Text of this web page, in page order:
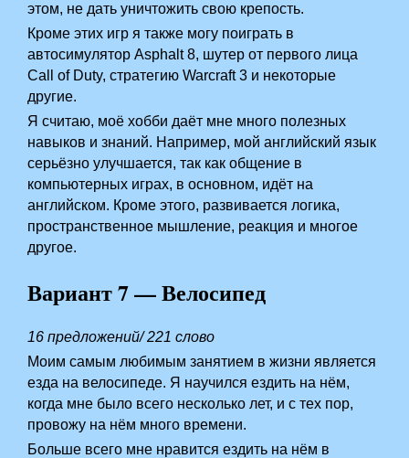
этом, не дать уничтожить свою крепость.
Кроме этих игр я также могу поиграть в
автосимулятор Asphalt 8,­ шутер от первого лица
Call of Duty, стратегию Warcraft 3 и некоторые
другие.
Я считаю, моё хобби даёт мне много полезных
навыков и знаний. Например, мой английский язык
серьёзно улучшается, так как общение в
компьютерных играх, в основном, идёт на
английском. Кроме этого, развивается логика,
пространственное мышление, реакция и многое
другое.
Вариант 7 — Велосипед
16 предложений/ 221 слово
Моим самым любимым занятием в жизни является
езда на велосипеде. Я научился ездить на нём,
когда мне было всего несколько лет, и с тех пор,
провожу на нём много времени.
Больше всего мне нравится ездить на нём в